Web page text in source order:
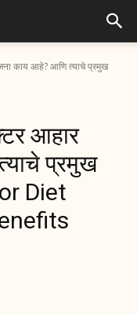
काय आहे? आणि त्याचे प्रमुख
आहार
प्रमुख
Diet